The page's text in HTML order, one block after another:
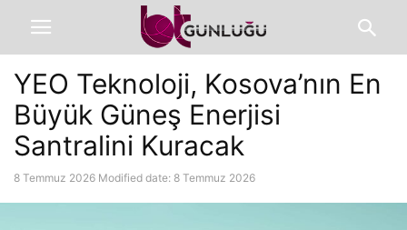
YEO Teknoloji, Kosova’nın En
Büyük Güneş Enerjisi
Santralini Kuracak
8 Temmuz 2026 Modified date: 8 Temmuz 2026